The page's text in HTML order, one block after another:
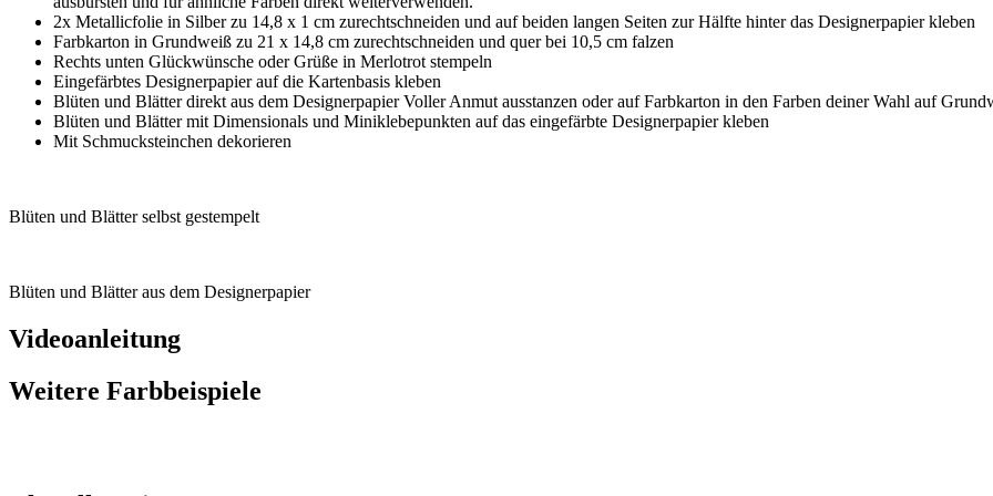
2x Metallicfolie in Silber zu 14,8 x 1 cm zurechtschneiden und auf beiden langen Seiten zur Hälfte hinter das Designerpapier kleben
Farbkarton in Grundweiß zu 21 x 14,8 cm zurechtschneiden und quer bei 10,5 cm falzen
Rechts unten Glückwünsche oder Grüße in Merlotrot stempeln
Eingefärbtes Designerpapier auf die Kartenbasis kleben
Blüten und Blätter direkt aus dem Designerpapier Voller Anmut ausstanzen oder auf Farbkarton in den Farben deiner Wahl auf
Blüten und Blätter mit Dimensionals und Miniklebepunkten auf das eingefärbte Designerpapier kleben
Mit Schmucksteinchen dekorieren
Blüten und Blätter selbst gestempelt
Blüten und Blätter aus dem Designerpapier
Videoanleitung
Weitere Farbbeispiele